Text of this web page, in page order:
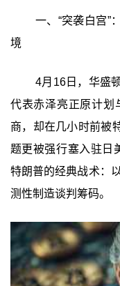
一、“突袭白宫”
境
4月16日，华盛
代表赤泽亮正原计划
商，却在几小时前被
题更被强行塞入驻日
特朗普的经典战术：
测性制造谈判筹码。